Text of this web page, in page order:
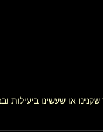
או שעשינו ביעילות